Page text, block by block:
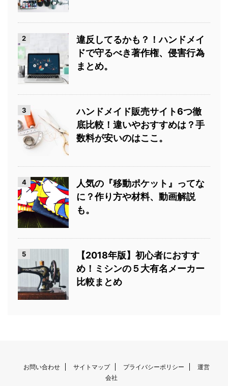
2
違反してるかも？！ハンドメイ
ドで守るべき著作権、侵害行為
まとめ。
3
ハンドメイド販売サイト6つ徹
底比較！違いやおすすめは？手
数料が安いのはここ。
4
人気の『移動ポケット』ってな
に？作り方や材料、動画解説
も。
5
【2018年版】初心者におすす
め！ミシンの５大有名メーカー
比較まとめ
お問い合わせ サイトマップ プライバシーポリシー
運営
会社